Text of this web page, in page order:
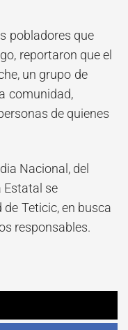
pobladores que
reportaron que el
un grupo de
comunidad,
de quienes
Nacional, del
Estatal se
Teticic, en busca
responsables.